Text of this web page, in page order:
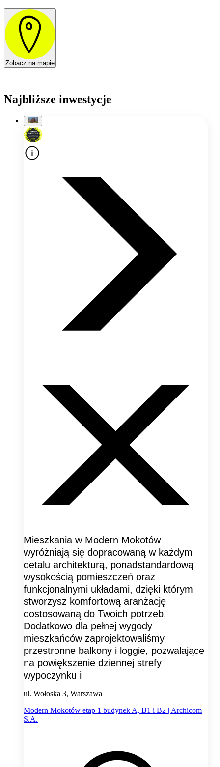
Zobacz na mapie
Najbliższe inwestycje
Mieszkania w Modern Mokotów
wyróżniają się dopracowaną w każdym
detalu architekturą, ponadstandardową
wysokością pomieszczeń oraz
funkcjonalnymi układami, dzięki którym
stworzysz komfortową aranżację
dostosowaną do Twoich potrzeb.
Dodatkowo dla pełnej wygody
mieszkańców zaprojektowaliśmy
przestronne balkony i loggie, pozwalające
na powiększenie dziennej strefy
wypoczynku i
ul. Wołoska 3, Warszawa
Modern Mokotów etap 1 budynek A, B1 i B2 | Archicom
S.A.